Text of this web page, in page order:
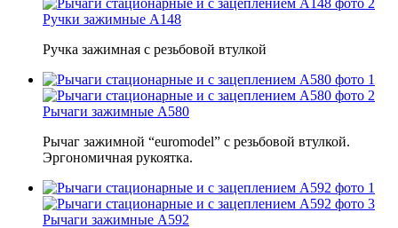
Ручки зажимные A148
Ручка зажимная с резьбовой втулкой
Рычаги зажимные A580
Рычаг зажимной “euromodel” с резьбовой втулкой.
Эргономичная рукоятка.
Рычаги зажимные A592